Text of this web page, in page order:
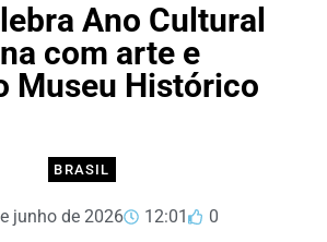
Ano Cultural
com arte e
Museu Histórico
BRASIL
junho de 2026 12:01 0